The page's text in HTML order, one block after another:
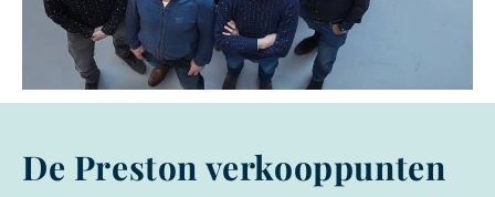
De Preston verkooppunten